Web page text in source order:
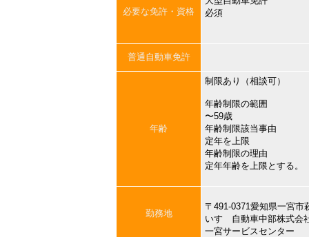
必要な免許・資格
必須
普通自動車免許
年齢
制限あり（相談可）
年齢制限の範囲
〜59歳
年齢制限該当事由
定年を上限
年齢制限の理由
定年年齢を上限とする。
勤務地
〒491-0371愛知県一宮市
いすゞ自動車中部株式会
一宮サービスセンター